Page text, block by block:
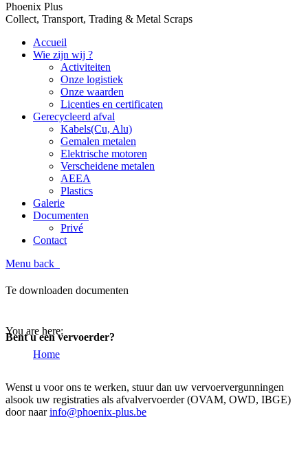
Phoenix Plus
Collect, Transport, Trading & Metal Scraps
Accueil
Wie zijn wij ?
Activiteiten
Onze logistiek
Onze waarden
Licenties en certificaten
Gerecycleerd afval
Kabels(Cu, Alu)
Gemalen metalen
Elektrische motoren
Verscheidene metalen
AEEA
Plastics
Galerie
Documenten
Privé
Contact
Menu back
Documenten
You are here:
Home
Te downloaden documenten
Bent u een vervoerder?
Wenst u voor ons te werken, stuur dan uw vervoervergunningen
alsook uw registraties als afvalvervoerder (OVAM, OWD, IBGE)
door naarinfo@phoenix-plus.be